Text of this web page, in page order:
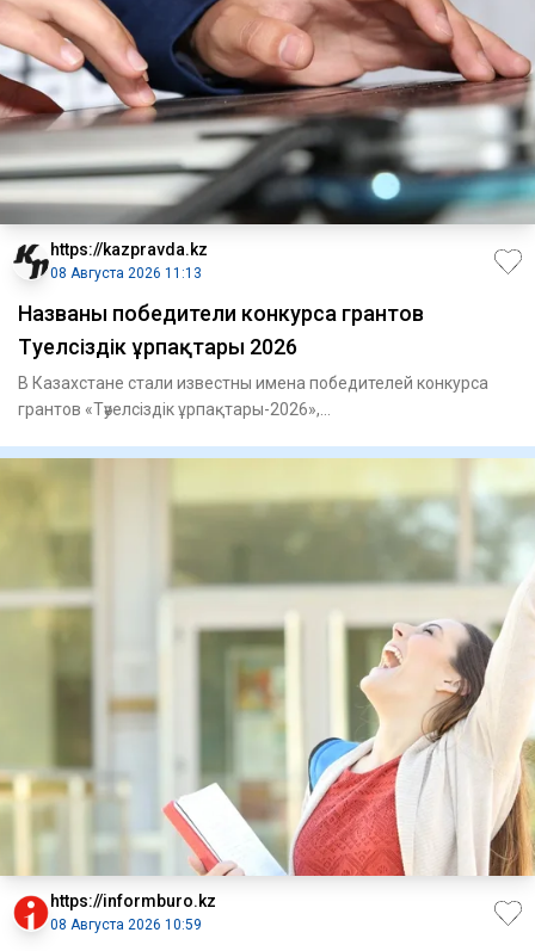
https://kazpravda.kz
08 Августа 2026 11:13
Названы победители конкурса грантов
Тәуелсіздік ұрпақтары 2026
В Казахстане стали известны имена победителей конкурса
грантов «Тәуелсіздік ұрпақтары-2026»,
https://informburo.kz
08 Августа 2026 10:59